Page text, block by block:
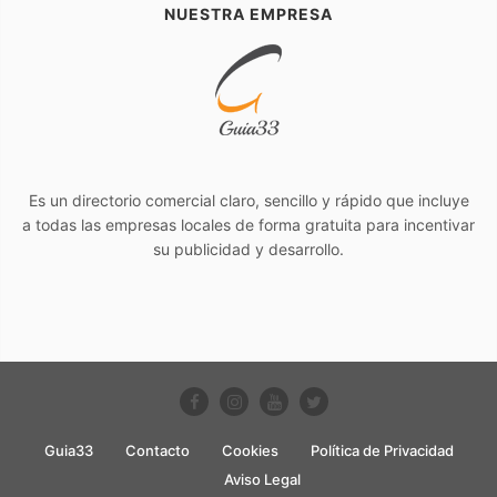
NUESTRA EMPRESA
Es un directorio comercial claro, sencillo y rápido que incluye
a todas las empresas locales de forma gratuita para incentivar
su publicidad y desarrollo.
Guia33 Contacto Cookies
Política de Privacidad
Aviso Legal